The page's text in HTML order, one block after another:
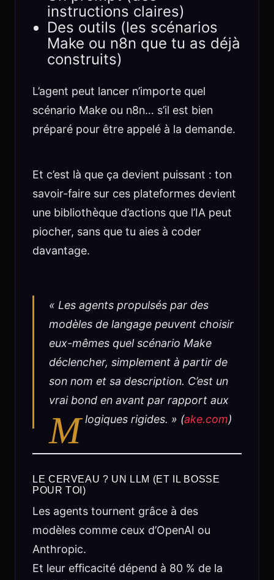
instructions claires)
Des outils (les scénarios
Make ou n8n que tu as déjà
construits)
L’agent peut lancer n’importe quel
scénario Make ou n8n… s’il est bien
préparé pour être appelé à la demande.
Et c’est là que ça devient puissant : ton
savoir-faire sur ces plateformes devient
une bibliothèque d’actions que l’IA peut
piocher, sans que tu aies à coder
davantage.
« Les agents propulsés par des
modèles de langage peuvent choisir
eux-mêmes quel scénario Make
déclencher, simplement à partir de
son nom et sa description. C’est un
vrai bond en avant par rapport aux
logiques rigides. » (
M ake.com)
LE CERVEAU ? UN LLM (ET IL BOSSE
POUR TOI)
Les agents tournent grâce à des
modèles comme ceux d’OpenAI ou
Anthropic.
Et leur efficacité dépend à 80 % de la